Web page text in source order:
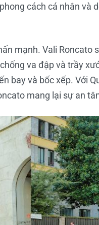
cách cá nhân và
mạnh. Vali Roncato
va đập và trầy
bay và bốc xếp. Với
mang lại sự an